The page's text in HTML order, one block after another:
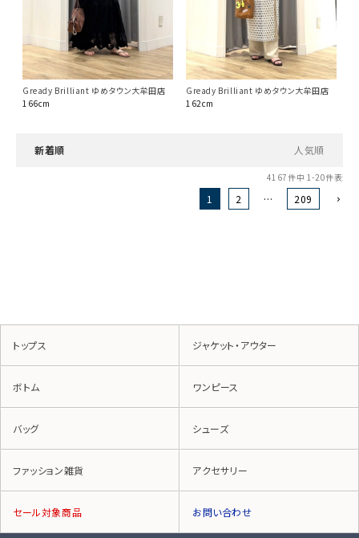
Gready Brilliant ゆめタウン大牟田店
166cm
Gready Brilliant ゆめタウン大牟田店
162cm
新着順 人気順
4167 件中 1-20件表示
1 2 … 209
トップス ジャケット・アウター
ボトム ワンピース
バッグ シューズ
ファッション雑貨 アクセサリー
セール対象商品 お問い合わせ